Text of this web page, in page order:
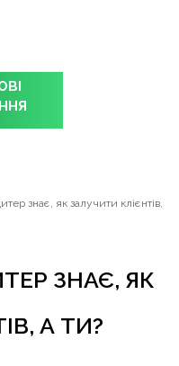
знає, як залучити клієнтів,
ЗНАЄ, ЯК
А ТИ?